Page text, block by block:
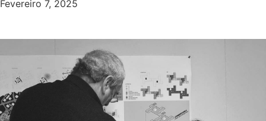
Fevereiro 7, 2025